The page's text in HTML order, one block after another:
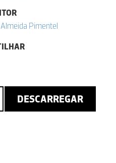
Pimentel
DESCARREGAR